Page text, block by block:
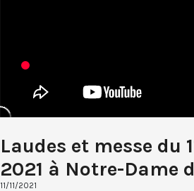
Laudes et messe du
2021 à Notre-Dame
11/11/2021